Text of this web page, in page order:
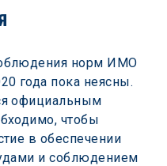
норм ИМО
года пока неясны.
официальным
чтобы
в обеспечении
и соблюдением